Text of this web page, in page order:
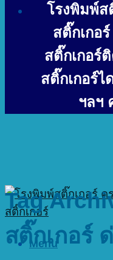
โรงพิมพ์ส
สติ๊กเกอ
สติ๊กเกอร์
สติ๊กเกอร์
ฯลฯ
Menu
Tag
สติ๊กเกอร์